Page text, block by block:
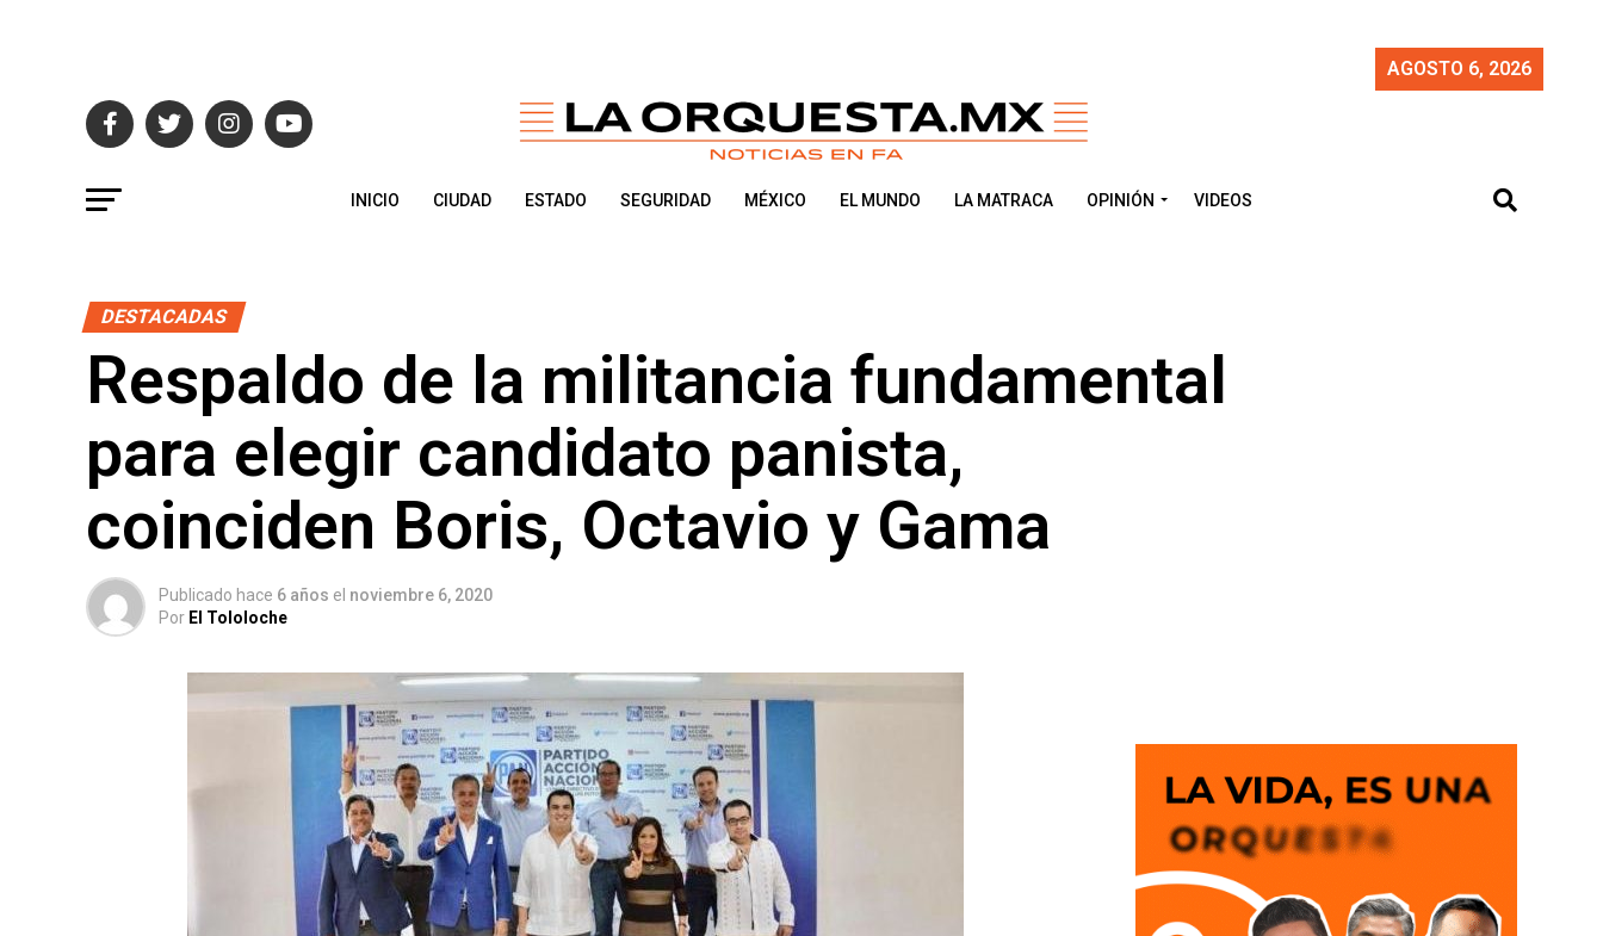
AGOSTO 6, 2026
INICIO CIUDAD ESTADO SEGURIDAD MÉXICO EL MUNDO LA MATRACA OPINIÓN VIDEOS
DESTACADAS
Respaldo de la militancia fundamental
para elegir candidato panista,
coinciden Boris, Octavio y Gama
Publicado hace 6 años el noviembre 6, 2020
Por El Tololoche